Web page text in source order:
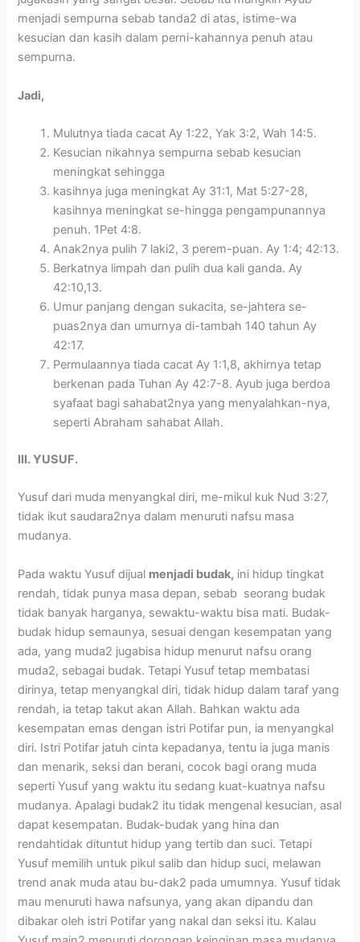
menjadi sempurna sebab tanda2 di atas, istime-wa
kesucian dan kasih dalam perni-kahannya penuh atau
sempurna.
Jadi,
Mulutnya tiada cacat Ay 1:22, Yak 3:2, Wah 14:5.
Kesucian nikahnya sempurna sebab kesucian
meningkat sehingga
kasihnya juga meningkat Ay 31:1, Mat 5:27-28,
kasihnya meningkat se-hingga pengampunannya
penuh. 1Pet 4:8.
Anak2nya pulih 7 laki2, 3 perem-puan. Ay 1:4; 42:13.
Berkatnya limpah dan pulih dua kali ganda. Ay
42:10,13.
Umur panjang dengan sukacita, se-jahtera se-
puas2nya dan umurnya di-tambah 140 tahun Ay
42:17.
Permulaannya tiada cacat Ay 1:1,8, akhirnya tetap
berkenan pada Tuhan Ay 42:7-8. Ayub juga berdoa
syafaat bagi sahabat2nya yang menyalahkan-nya,
seperti Abraham sahabat Allah.
III. YUSUF.
Yusuf dari muda menyangkal diri, me-mikul kuk Nud 3:27,
tidak ikut saudara2nya dalam menuruti nafsu masa
mudanya.
Pada waktu Yusuf dijual menjadi budak, ini hidup tingkat
rendah, tidak punya masa depan, sebab seorang budak
tidak banyak harganya, sewaktu-waktu bisa mati. Budak-
budak hidup semaunya, sesuai dengan kesempatan yang
ada, yang muda2 jugabisa hidup menurut nafsu orang
muda2, sebagai budak. Tetapi Yusuf tetap membatasi
dirinya, tetap menyangkal diri, tidak hidup dalam taraf yang
rendah, ia tetap takut akan Allah. Bahkan waktu ada
kesempatan emas dengan istri Potifar pun, ia menyangkal
diri. Istri Potifar jatuh cinta kepadanya, tentu ia juga manis
dan menarik, seksi dan berani, cocok bagi orang muda
seperti Yusuf yang waktu itu sedang kuat-kuatnya nafsu
mudanya. Apalagi budak2 itu tidak mengenal kesucian, asal
dapat kesempatan. Budak-budak yang hina dan
rendahtidak dituntut hidup yang tertib dan suci. Tetapi
Yusuf memilih untuk pikul salib dan hidup suci, melawan
trend anak muda atau bu-dak2 pada umumnya. Yusuf tidak
mau menuruti hawa nafsunya, yang akan dipandu dan
dibakar oleh istri Potifar yang nakal dan seksi itu. Kalau